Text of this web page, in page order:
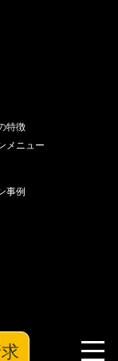
特徴
メニュー
事例